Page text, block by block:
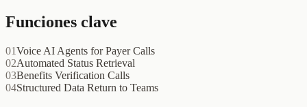
Funciones clave
01Voice AI Agents for Payer Calls
02Automated Status Retrieval
03Benefits Verification Calls
04Structured Data Return to Teams